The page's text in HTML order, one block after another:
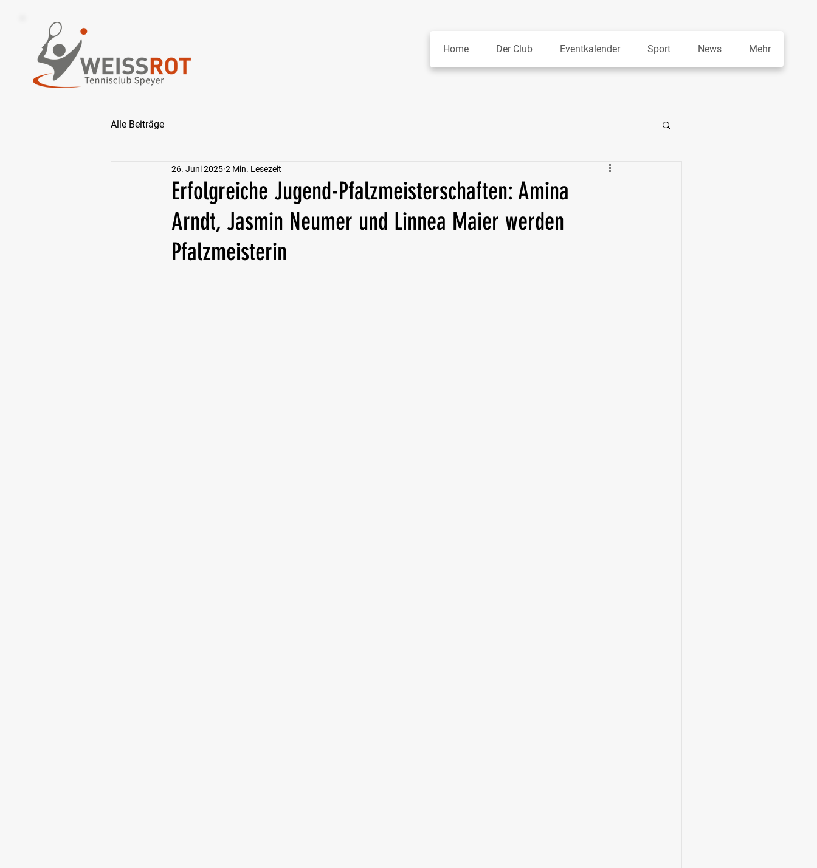
Home Der Club Eventkalender Sport News Mehr
Alle Beiträge
Erfolgreiche Jugend-Pfalzmeisterschaften: Amina
Arndt, Jasmin Neumer und Linnea Maier werden
Pfalzmeisterin
26. Juni 2025 2 Min. Lesezeit